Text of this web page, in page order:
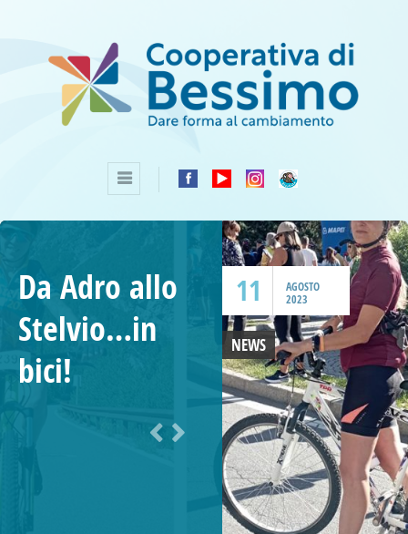
11
AGOSTO
2023
Da Adro allo
Stelvio…in
bici!
NEWS